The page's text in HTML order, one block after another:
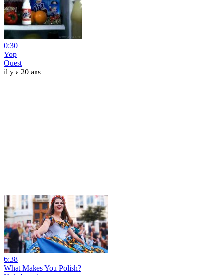
0:30
Yop
Ouest
il y a 20 ans
6:38
What Makes You Polish?